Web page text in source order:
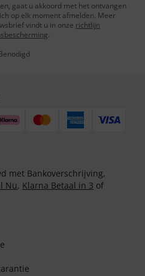
gaat u akkoord met het ontvangen
op elk moment afmelden. Meer
vindt u in onze richtlijn
.
met Bankoverschrijving,
Nu, Klarna Betaal in 3 of